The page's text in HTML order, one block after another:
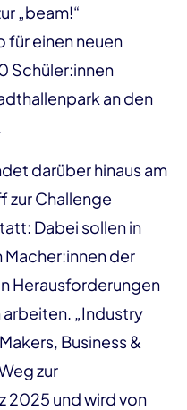
„beam!“
für einen neuen
Schüler:innen
an den
darüber hinaus am
zur Challenge
Dabei sollen in
der
Herausforderungen
„Industry
Business &
zur
2025 und wird von